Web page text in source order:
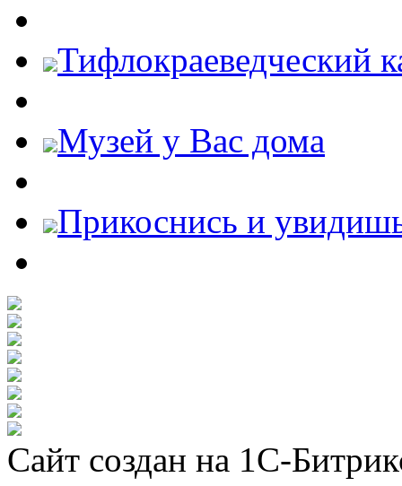
Тифлокраеведческий
Музей у Вас дома
Прикоснись и
Сайт создан на 1С-